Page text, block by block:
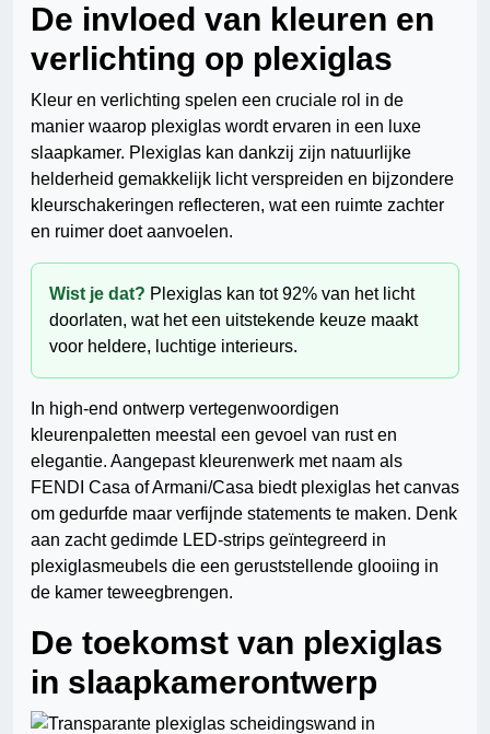
De invloed van kleuren en
verlichting op plexiglas
Kleur en verlichting spelen een cruciale rol in de
manier waarop plexiglas wordt ervaren in een luxe
slaapkamer. Plexiglas kan dankzij zijn natuurlijke
helderheid gemakkelijk licht verspreiden en bijzondere
kleurschakeringen reflecteren, wat een ruimte zachter
en ruimer doet aanvoelen.
Wist je dat? Plexiglas kan tot 92% van het licht
doorlaten, wat het een uitstekende keuze maakt
voor heldere, luchtige interieurs.
In high-end ontwerp vertegenwoordigen
kleurenpaletten meestal een gevoel van rust en
elegantie. Aangepast kleurenwerk met naam als
FENDI Casa of Armani/Casa biedt plexiglas het canvas
om gedurfde maar verfijnde statements te maken. Denk
aan zacht gedimde LED-strips geïntegreerd in
plexiglasmeubels die een geruststellende glooiing in
de kamer teweegbrengen.
De toekomst van plexiglas
in slaapkamerontwerp